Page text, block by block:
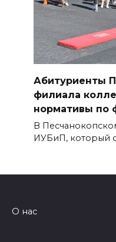
Абитуриенты
филиала
нормативы по
В
ИУБиП, который
О нас